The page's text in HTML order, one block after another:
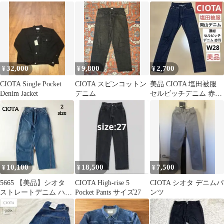
デニム ストレート 28
¥32,000
CIOTA Single Pocket
Denim Jacket
¥9,800
CIOTA スピンコットン
デニム
¥2,700
美品 CIOTA 塩田被服
セルビッチデニム 赤
耳 REGULAR FIT 28
¥ 10,100
5665 【美品】シオタ
ストレートデニム ハイ
ウェスト ボーイフレン
ドデニム
¥ 18,500
CIOTA High-rise 5
Pocket Pants サイズ27
¥ 7,500
CIOTA シオタ デニムパ
ンツ